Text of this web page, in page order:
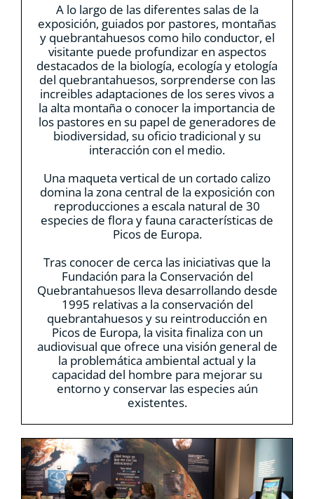
A lo largo de las diferentes salas de la
exposición, guiados por pastores, montañas
y quebrantahuesos como hilo conductor, el
visitante puede profundizar en aspectos
destacados de la biología, ecología y etología
del quebrantahuesos, sorprenderse con las
increibles adaptaciones de los seres vivos a
la alta montaña o conocer la importancia de
los pastores en su papel de generadores de
biodiversidad, su oficio tradicional y su
interacción con el medio.
Una maqueta vertical de un cortado calizo
domina la zona central de la exposición con
reproducciones a escala natural de 30
especies de flora y fauna características de
Picos de Europa.
Tras conocer de cerca las iniciativas que la
Fundación para la Conservación del
Quebrantahuesos lleva desarrollando desde
1995 relativas a la conservación del
quebrantahuesos y su reintroducción en
Picos de Europa, la visita finaliza con un
audiovisual que ofrece una visión general de
la problemática ambiental actual y la
capacidad del hombre para mejorar su
entorno y conservar las especies aún
existentes.